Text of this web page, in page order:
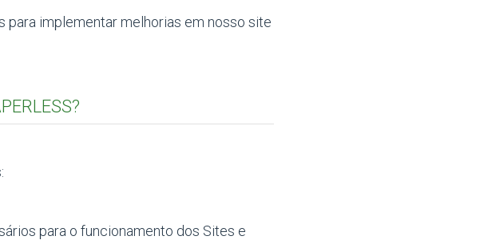
implementar melhorias em nosso site
para o funcionamento dos Sites e